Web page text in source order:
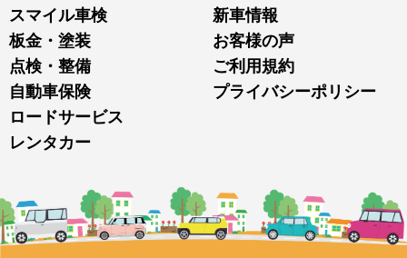
スマイル車検
板金・塗装
点検・整備
自動車保険
ロードサービス
レンタカー
新車情報
お客様の声
ご利用規約
プライバシーポリシー